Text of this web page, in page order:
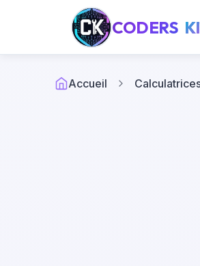
CODERS
Accueil